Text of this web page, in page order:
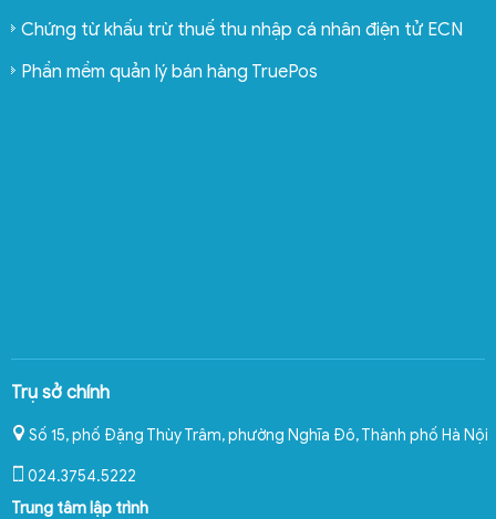
Chứng từ khấu trừ thuế thu nhập cá nhân điện tử ECN
Phần mềm quản lý bán hàng TruePos
Trụ sở chính
Số 15, phố Đặng Thùy Trâm, phường Nghĩa Đô,Thành phố Hà Nội
024.3754.5222
Trung tâm lập trình